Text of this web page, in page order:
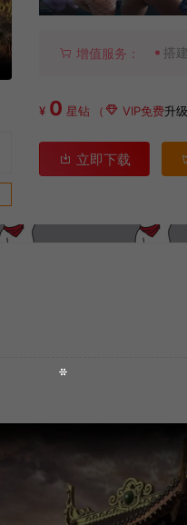
增值服务： 搭
¥ 0 星钻 （ VIP免费升
立即下载